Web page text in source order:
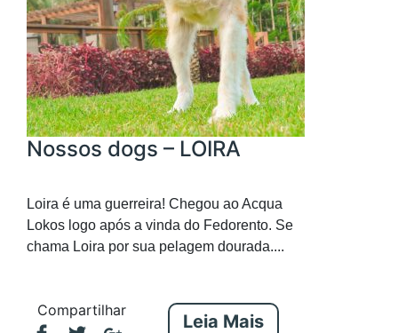
Nossos dogs – LOIRA
Loira é uma guerreira! Chegou ao Acqua
Lokos logo após a vinda do Fedorento. Se
chama Loira por sua pelagem dourada....
Compartilhar
Leia Mais